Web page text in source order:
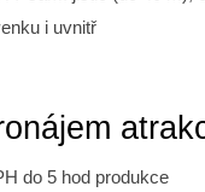
i uvnitř
do 5 hod